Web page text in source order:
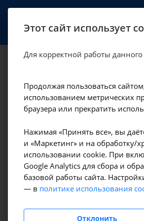
A12.05.001
Цены в Иркутске — Лабораторные
Амбулаторно-
поликлинические услуги
Гемодиализ
Этот сайт использует
Для корректной работы
Продолжая пользоваться
использованием метрических
браузера или прекратить
Нажимая «Принять все», вы
и «Маркетинг» и на
использовании cookie. При
Google Analytics для сбора и
базовой работы сайта.
— в политике использования
Отклонить